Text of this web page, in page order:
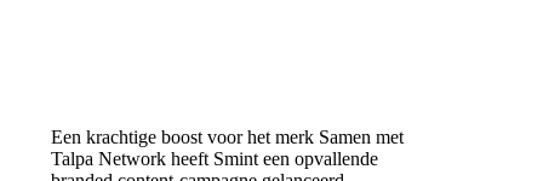
Een krachtige boost voor het merk Samen met
Talpa Network heeft Smint een opvallende